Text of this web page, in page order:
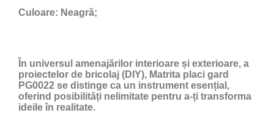
Culoare: Neagră;
În universul amenajărilor interioare și exterioare, a
proiectelor de bricolaj (DIY), Matrita placi gard
PG0022 se distinge ca un instrument esențial,
oferind posibilități nelimitate pentru a-ți transforma
ideile în realitate.